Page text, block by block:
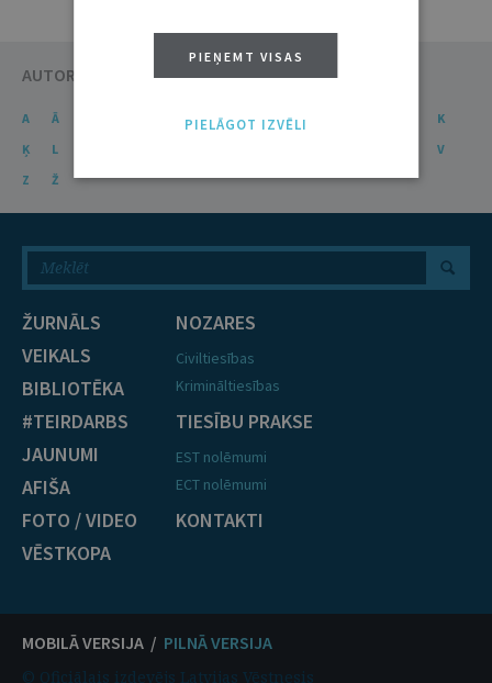
AUTORU KATALOGS
A Ā E Ē F G
K
Ķ
L
V
Z
Ž
ŽURNĀLS
VEIKALS
BIBLIOTĒKA
#TEIRDARBS
JAUNUMI
AFIŠA
FOTO / VIDEO
VĒSTKOPA
NOZARES
Civiltiesības
Krimināltiesības
TIESĪBU PRAKSE
EST nolēmumi
ECT nolēmumi
KONTAKTI
MOBILĀ VERSIJA / PILNĀ VERSIJA
© Oficiālais izdevējs Latvijas Vēstnesis
PIEŅEMT VISAS
PIELĀGOT IZVĒLI